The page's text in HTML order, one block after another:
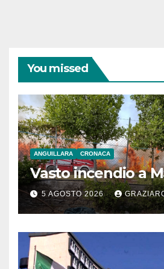
You missed
ANGUILLARA CRONACA
Vasto incendio a
5 AGOSTO 2026